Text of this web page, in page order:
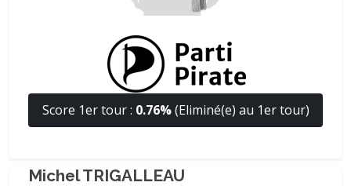
Score 1er tour : 0.76%(Eliminé(e) au 1er tour)
Michel TRIGALLEAU